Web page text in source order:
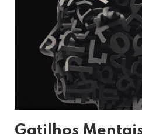
Gatilhos